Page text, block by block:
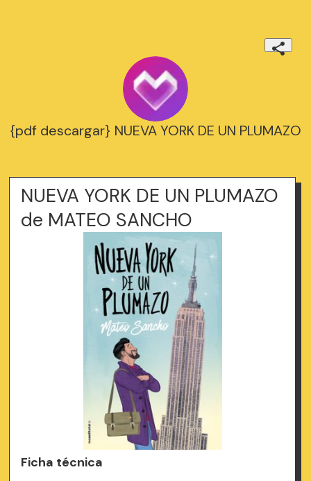
{pdf descargar} NUEVA YORK DE UN PLUMAZO
NUEVA YORK DE UN PLUMAZO
de MATEO SANCHO
Ficha técnica